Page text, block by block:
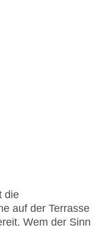
die
auf der Terrasse
Wem der Sinn